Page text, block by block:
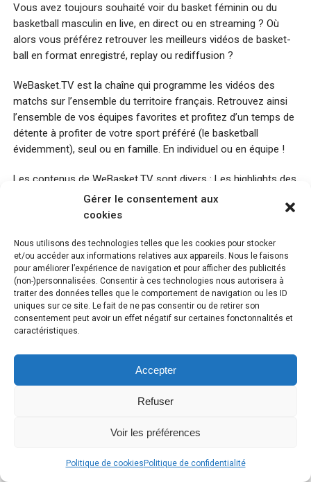
Gérer le consentement aux
cookies
Nous utilisons des technologies telles que les cookies pour stocker
et/ou accéder aux informations relatives aux appareils. Nous le faisons
pour améliorer l’expérience de navigation et pour afficher des publicités
(non-)personnalisées. Consentir à ces technologies nous autorisera à
traiter des données telles que le comportement de navigation ou les ID
uniques sur ce site. Le fait de ne pas consentir ou de retirer son
consentement peut avoir un effet négatif sur certaines fonctonnalités et
caractéristiques.
Accepter
Refuser
Voir les préférences
Politique de cookies Politique de confidentialité
Vous avez toujours souhaité voir du basket féminin ou du
basketball masculin en live, en direct ou en streaming ? Où
alors vous préférez retrouver les meilleurs vidéos de basket-
ball en format enregistré, replay ou rediffusion ?
WeBasket.TV est la chaîne qui programme les vidéos des
matchs sur l’ensemble du territoire français. Retrouvez ainsi
l’ensemble de vos équipes favorites et profitez d’un temps de
détente à profiter de votre sport préféré (le basketball
évidemment), seul ou en famille. En individuel ou en équipe !
Les contenus de WeBasket.TV sont divers : Les highlights des
matchs, les best of des basketteurs et des basketteuses, les
moments forts en direct (live) ou en différé (replay), les
coachs aussi.
Toutes ces vidéos, tout comme nos articles de basket-ball,
fiches, analyses et reportages vous sont disponibles ici 24
heures sur 24 et 7 jours sur 7.
Parmi toutes les pages du site, vous trouverez également la
produites par des tiers et mis à disposition sur les différents
supports du web. Nous ne sommes pas les seuls à diffuser
des vidéos de basket féminin (ou masculin) et nous aimons
feminin en direct live pour vous permettre de suivre les